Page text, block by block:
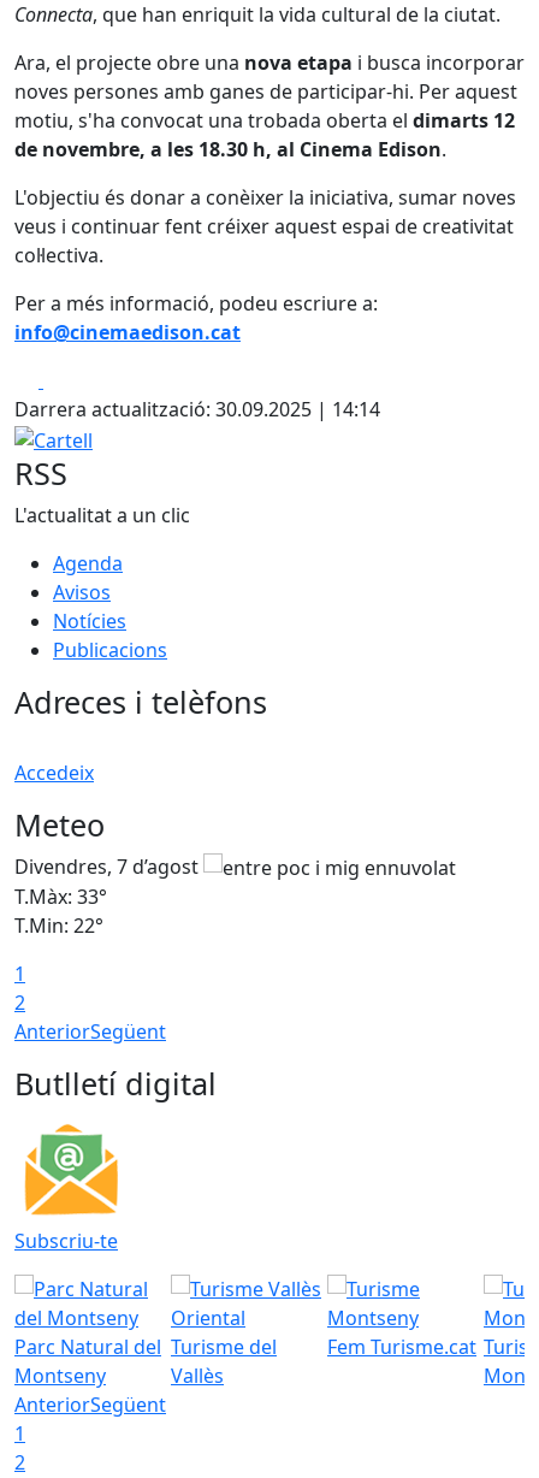
Connecta, que han enriquit la vida cultural de la ciutat.
Ara, el projecte obre una nova etapa i busca incorporar
noves persones amb ganes de participar-hi. Per aquest
motiu, s'ha convocat una trobada oberta el dimarts 12
de novembre, a les 18.30 h, al Cinema Edison.
L'objectiu és donar a conèixer la iniciativa, sumar noves
veus i continuar fent créixer aquest espai de creativitat
col·lectiva.
Per a més informació, podeu escriure a:
info@cinemaedison.cat
Darrera actualització: 30.09.2025 | 14:14
Cartell
RSS
L'actualitat a un clic
Agenda
Avisos
Notícies
Publicacions
Adreces i telèfons
Accedeix
Meteo
Divendres, 7 d’agost
T.Màx: 33°
T.Min: 22°
1
2
AnteriorSegüent
Butlletí digital
Subscriu-te
Parc Natural del
Montseny
Turisme del
Vallès
Fem Turisme.cat
AnteriorSegüent
1
2